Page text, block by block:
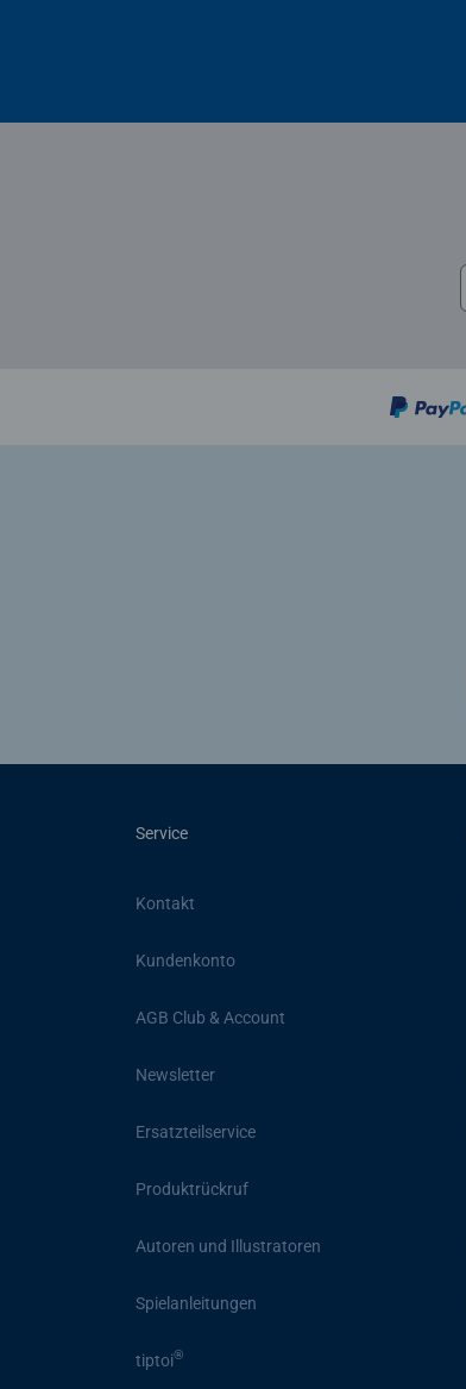
Service
Kontakt
Kundenkonto
AGB Club & Account
Newsletter
Ersatzteilservice
Produktrückruf
Autoren und Illustratoren
Spielanleitungen
tiptoi®